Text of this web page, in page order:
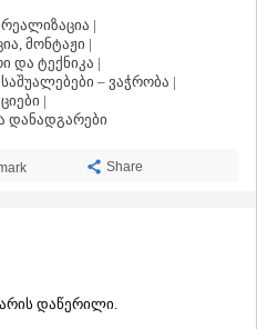
|
მონტაჟი |
ტექნიკა |
– ვაჭრობა |
|
დანადგარები
Share
არის დაწერილი.